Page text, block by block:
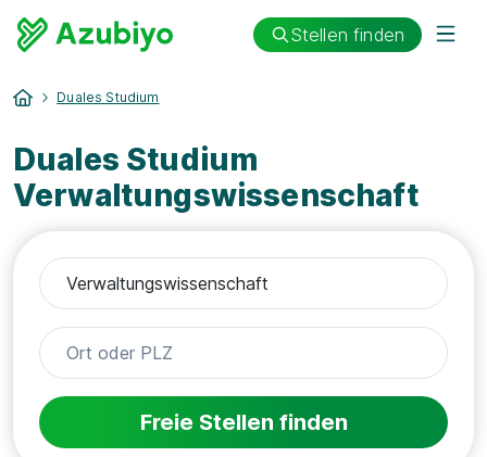
Stellen finden
Duales Studium
Duales Studium
Verwaltungswissenschaft
Freie Stellen finden